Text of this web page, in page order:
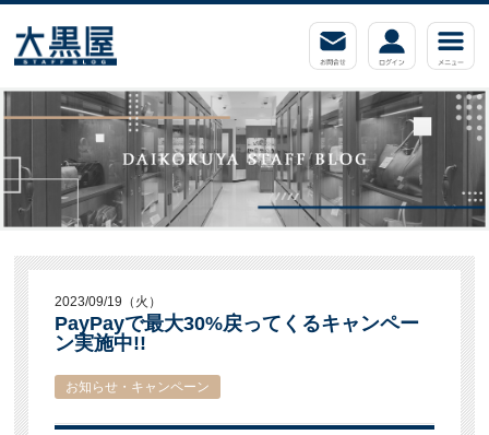
2023/09/19（火）
PayPayで最大30%戻ってくるキャンペー
ン実施中!!
お知らせ・キャンペーン